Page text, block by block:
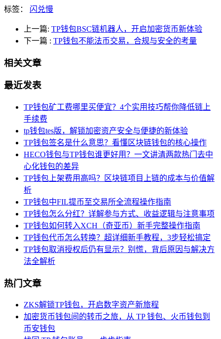
标签： 闪兑慢
上一篇: TP钱包BSC链机器人，开启加密货币新体验
下一篇 : TP钱包不能法币交易，合规与安全的考量
相关文章
最近发表
TP钱包矿工费哪里买便宜？4个实用技巧帮你降低链上
手续费
tp钱包tes版，解锁加密资产安全与便捷的新体验
TP钱包签名是什么意思？看懂区块链钱包的核心操作
HECO钱包与TP钱包谁更好用？一文讲清两款热门去中
心化钱包的差异
TP钱包上架费用高吗？区块链项目上链的成本与价值解
析
TP钱包中FIL提币至交易所全流程操作指南
TP钱包怎么分红？详解参与方式、收益逻辑与注意事项
TP钱包如何转入XCH（奇亚币）新手完整操作指南
TP钱包代币怎么转换？超详细新手教程，3步轻松搞定
TP钱包取消授权后仍有显示？别慌，背后原因与解决方
法全解析
热门文章
ZKS解锁TP钱包，开启数字资产新旅程
加密货币钱包间的转币之旅，从 TP 钱包、火币钱包到
币安钱包